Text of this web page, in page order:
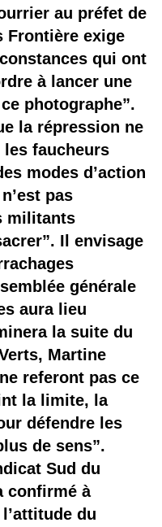
au préfet de
Frontière exige
qui ont
à lancer une
photographe”.
la répression ne
faucheurs
modes d’action
pas
militants
Il envisage
générale
aura lieu
la suite du
Martine
referont pas ce
la limite, la
défendre les
de sens”.
Sud du
confirmé à
du